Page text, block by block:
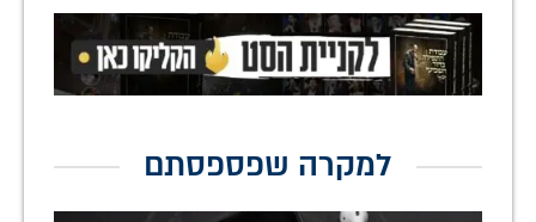
למקרה שפספסתם